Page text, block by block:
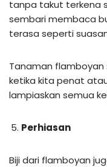
tanpa takut terkena
sembari membaca
terasa seperti
Tanaman
ketika kita penat
lampiaskan semua
Perhiasan
Biji dari flamboyan